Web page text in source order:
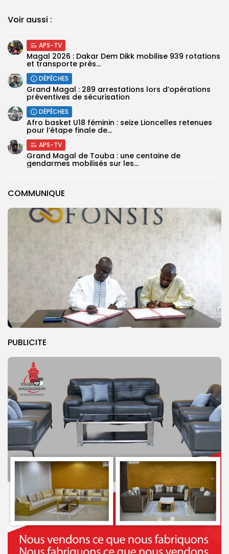
COMMUNIQUE
PUBLICITE
Voir aussi :
APS-TV
Magal 2026 : Dakar Dem Dikk mobilise 939 rotations
et transporte près...
DÉPÊCHES
Grand Magal : 289 arrestations lors d’opérations
préventives de sécurisation
DÉPÊCHES
‎Afro basket U18 féminin : seize Lioncelles retenues
pour l’étape finale de...
APS-TV
Grand Magal de Touba : une centaine de
gendarmes mobilisés sur les...